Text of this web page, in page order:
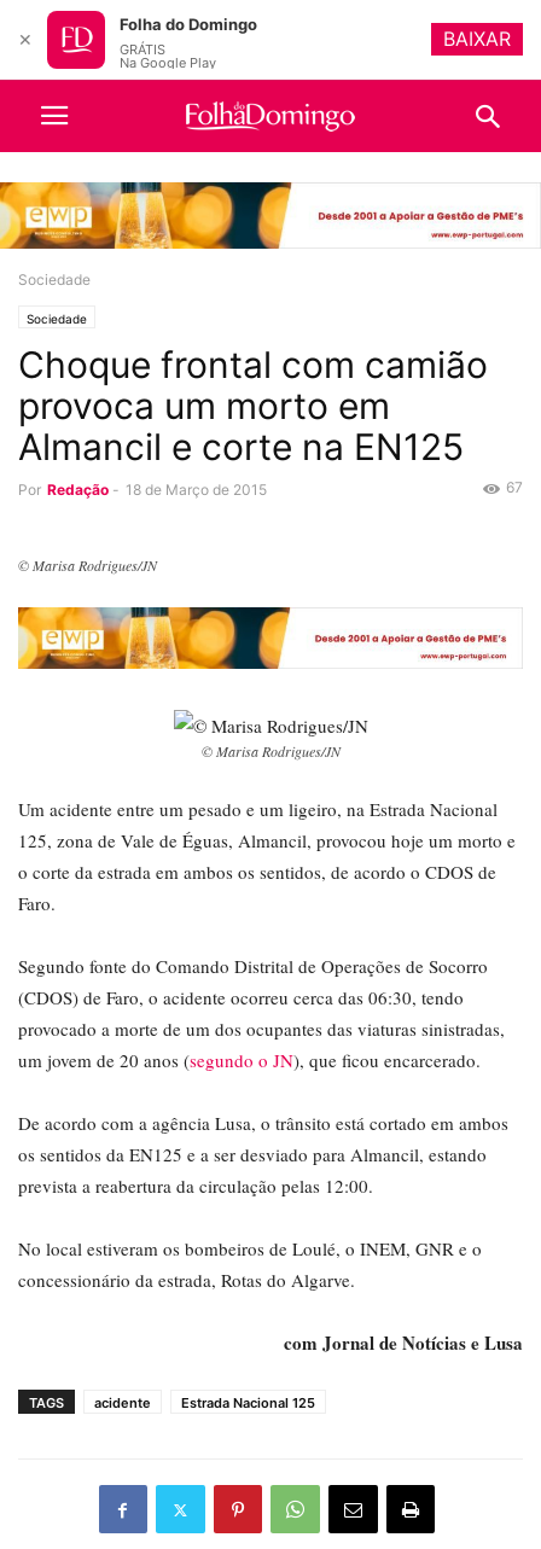
Sociedade
Sociedade
Choque frontal com camião
provoca um morto em
Almancil e corte na EN125
Por Redação - 18 de Março de 2015 67
© Marisa Rodrigues/JN
© Marisa Rodrigues/JN
Um acidente entre um pesado e um ligeiro, na Estrada Nacional
125, zona de Vale de Éguas, Almancil, provocou hoje um morto e
o corte da estrada em ambos os sentidos, de acordo o CDOS de
Faro.
Segundo fonte do Comando Distrital de Operações de Socorro
(CDOS) de Faro, o acidente ocorreu cerca das 06:30, tendo
provocado a morte de um dos ocupantes das viaturas sinistradas,
um jovem de 20 anos (segundo o JN), que ficou encarcerado.
De acordo com a agência Lusa, o trânsito está cortado em ambos
os sentidos da EN125 e a ser desviado para Almancil, estando
prevista a reabertura da circulação pelas 12:00.
No local estiveram os bombeiros de Loulé, o INEM, GNR e o
concessionário da estrada, Rotas do Algarve.
com Jornal de Notícias e Lusa
TAGS acidente Estrada Nacional 125
✕
Folha do Domingo
GRÁTIS
Na Google Play
BAIXAR